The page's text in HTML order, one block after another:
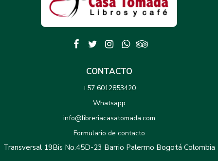
CONTACTO
+57 6012853420
Whatsapp
info@libreriacasatomada.com
Formulario de contacto
Transversal 19Bis No.45D-23 Barrio Palermo Bogotá Colombia